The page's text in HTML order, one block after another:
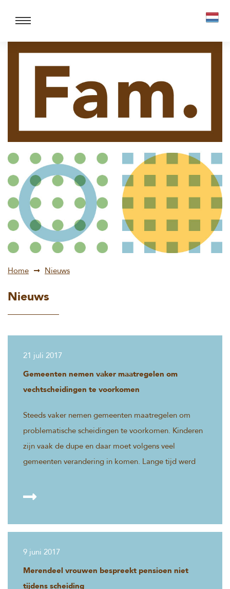
Home Nieuws
Nieuws
21 juli 2017
Gemeenten nemen vaker maatregelen om
vechtscheidingen te voorkomen
Steeds vaker nemen gemeenten maatregelen om
problematische scheidingen te voorkomen. Kinderen
zijn vaak de dupe en daar moet volgens veel
gemeenten verandering in komen. Lange tijd werd
lijkt erop dat dat aan het veranderen is.
9 juni 2017
Merendeel vrouwen bespreekt pensioen niet
tijdens scheiding